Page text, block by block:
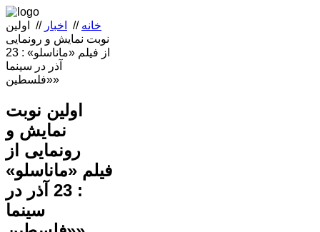
خانه // اخبار //
اولین
نوبت نمايش و رونمايی
از فيلم «ماناسلو» : 23
آذر در سینما
«فلسطین»
اولین نوبت
نمايش و
رونمايی از
فيلم «ماناسلو»
: 23 آذر در
سینما